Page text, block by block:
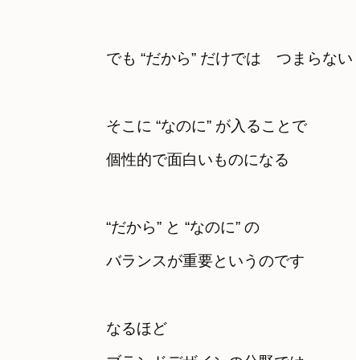
でも “だから” だけでは　つまらない
そこに “なのに” が入ることで
個性的で面白いものになる
“だから” と “なのに” の
バランスが重要というのです
なるほど